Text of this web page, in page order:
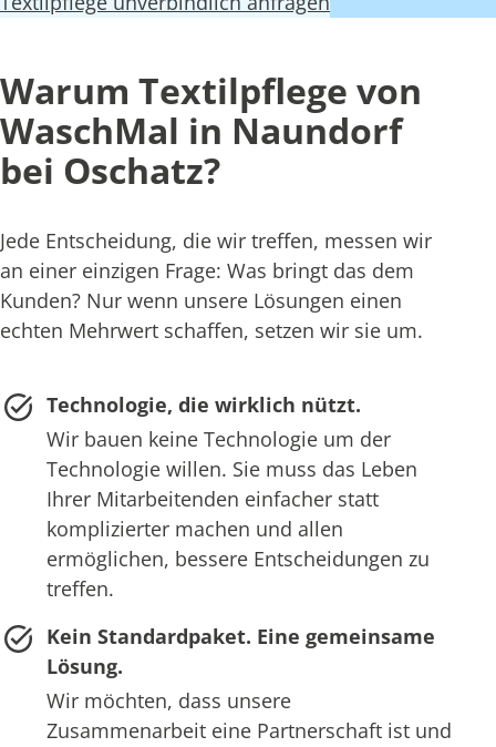
Warum Textilpflege von
WaschMal in Naundorf
bei Oschatz?
Jede Entscheidung, die wir treffen, messen wir
an einer einzigen Frage: Was bringt das dem
Kunden? Nur wenn unsere Lösungen einen
echten Mehrwert schaffen, setzen wir sie um.
Technologie, die wirklich nützt.
Wir bauen keine Technologie um der
Technologie willen. Sie muss das Leben
Ihrer Mitarbeitenden einfacher statt
komplizierter machen und allen
ermöglichen, bessere Entscheidungen zu
treffen.
Kein Standardpaket. Eine gemeinsame
Lösung.
Wir möchten, dass unsere
Zusammenarbeit eine Partnerschaft ist und